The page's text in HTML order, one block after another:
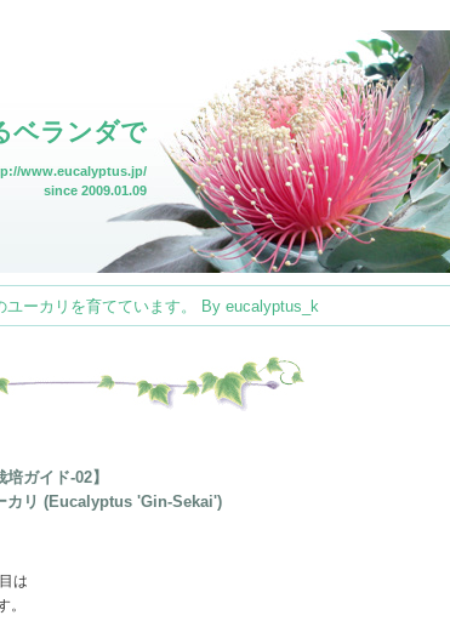
ベランダで
www.eucalyptus.jp/
since 2009.01.09
ーカリを育てています。 By eucalyptus_k
培ガイド-02】
カリ (Eucalyptus 'Gin-Sekai')
は
。